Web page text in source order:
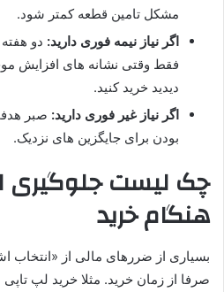
مشکل تامین قطعه کمتر شود.
اگر نیاز نیمه فوری دارید: دو
فقط وقتی نشانه های افزایش
دیدید خرید کنید.
اگر نیاز غیر فوری دارید: صبر
بودن برای جایگزین های نزدیک.
چک لیست جلوگیری
هنگام خرید
بسیاری از ضررهای مالی از «انتخاب